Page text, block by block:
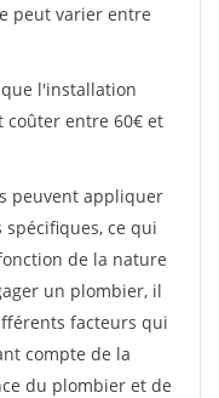
peut varier entre
l'installation
coûter entre 60€ et
peuvent appliquer
ce qui
de la nature
un plombier, il
facteurs qui
compte de la
du plombier et de